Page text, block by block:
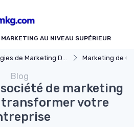
AU NIVEAU SUPÉRIEUR
de Marketing Digital Marketing de
Blog
de marketing
votre